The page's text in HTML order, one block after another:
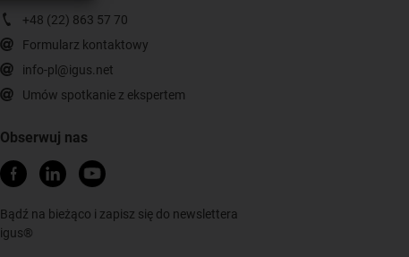
+48 (22) 863 57 70
Formularz kontaktowy
info-pl@igus.net
Umów spotkanie z ekspertem
Obserwuj nas
Bądź na bieżąco i zapisz się do newslettera
igus®